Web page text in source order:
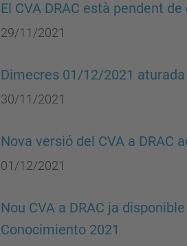
El CVA DRAC està pendent
29/11/2021
Dimecres 01/12/2021 aturada
30/11/2021
Nova versió del CVA a DRAC
01/12/2021
Nou CVA a DRAC ja
Conocimiento 2021